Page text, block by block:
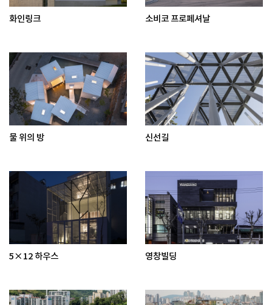
화인링크 소비코 프로페셔날
물 위의 방 신선길
5×12 하우스 영창빌딩